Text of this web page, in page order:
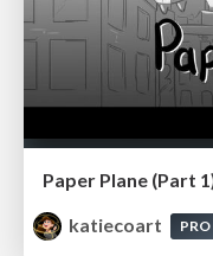
Paper Plane (Part
katiecoart
PRO